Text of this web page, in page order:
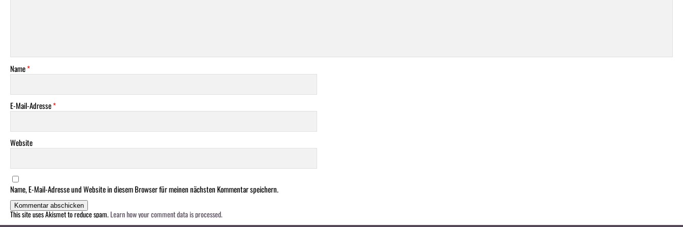
Name*
E-Mail-Adresse*
Website
Name, E-Mail-Adresse und Website in diesem Browser für meinen nächsten Kommentar speichern.
This site uses Akismet to reduce spam.Learn how your comment data is processed.